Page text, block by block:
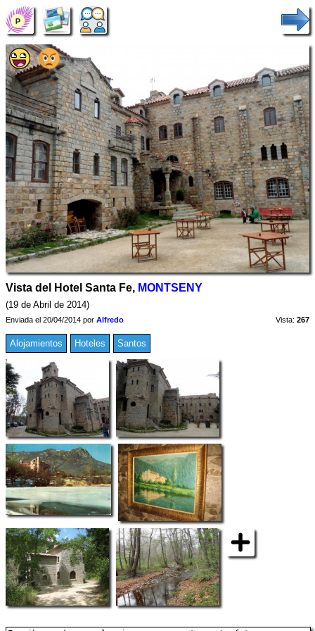
Vista del Hotel Santa Fe, MONTSENY
(19 de Abril de 2014)
Enviada el 20/04/2014 por Alfredo Vista: 267
Alojamientos Hoteles Santos